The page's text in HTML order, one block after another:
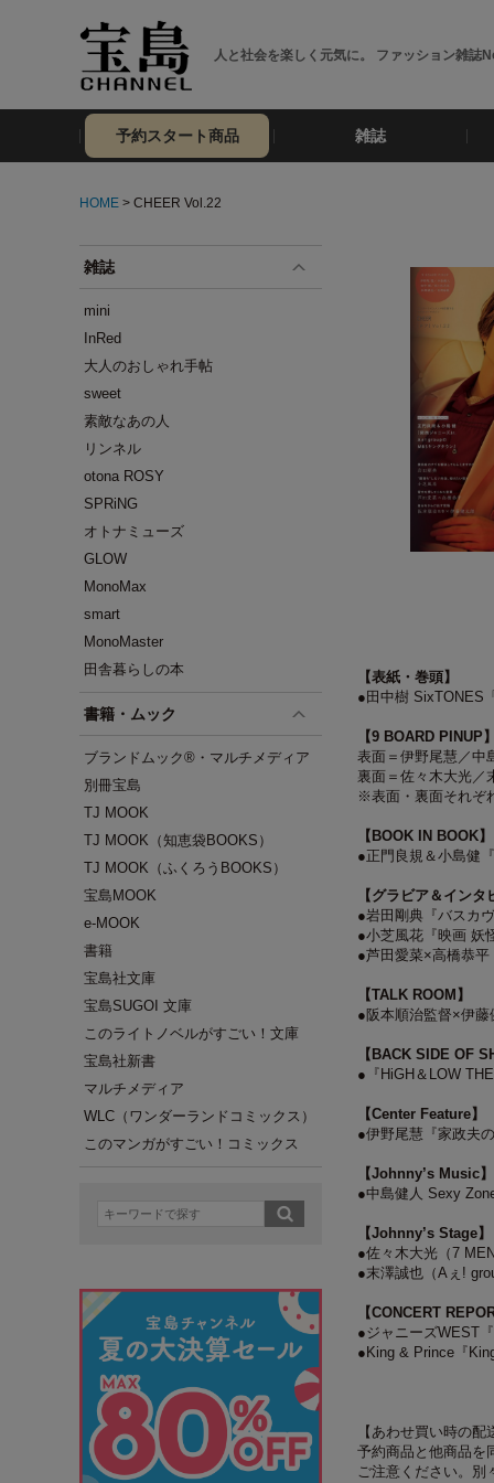
人と社会を楽しく元気に。 ファッション雑誌
予約スタート商品 雑誌
HOME > CHEER Vol.22
雑誌
mini
InRed
大人のおしゃれ手帖
sweet
素敵なあの人
リンネル
otona ROSY
SPRiNG
オトナミューズ
GLOW
MonoMax
smart
MonoMaster
田舎暮らしの本
書籍・ムック
ブランドムック®・マルチメディア
別冊宝島
TJ MOOK
TJ MOOK（知恵袋BOOKS）
TJ MOOK（ふくろうBOOKS）
宝島MOOK
e-MOOK
書籍
宝島社文庫
宝島SUGOI 文庫
このライトノベルがすごい！文庫
宝島社新書
マルチメディア
WLC（ワンダーランドコミックス）
このマンガがすごい！コミックス
【表紙・巻頭】
●田中樹 SixTONES
【9 BOARD PINUP
表面＝伊野尾慧／中
裏面＝佐々木大光／
※表面・裏面それぞ
【BOOK IN BOOK】
●正門良規＆小島健
【グラビア＆インタ
●岩田剛典『バスカ
●小芝風花『映画 妖
●芦田愛菜×高橋恭
【TALK ROOM】
●阪本順治監督×伊
【BACK SIDE OF
●『HiGH＆LOW
【Center Feature】
●伊野尾慧『家政夫
【Johnny’s Music】
●中島健人 Sexy
【Johnny’s Stage】
●佐々木大光（7
●末澤誠也（Aぇ!
【CONCERT
●ジャニーズWEST
●King & Prince『
【あわせ買い時の配
予約商品と他商品を
ご注意ください。別